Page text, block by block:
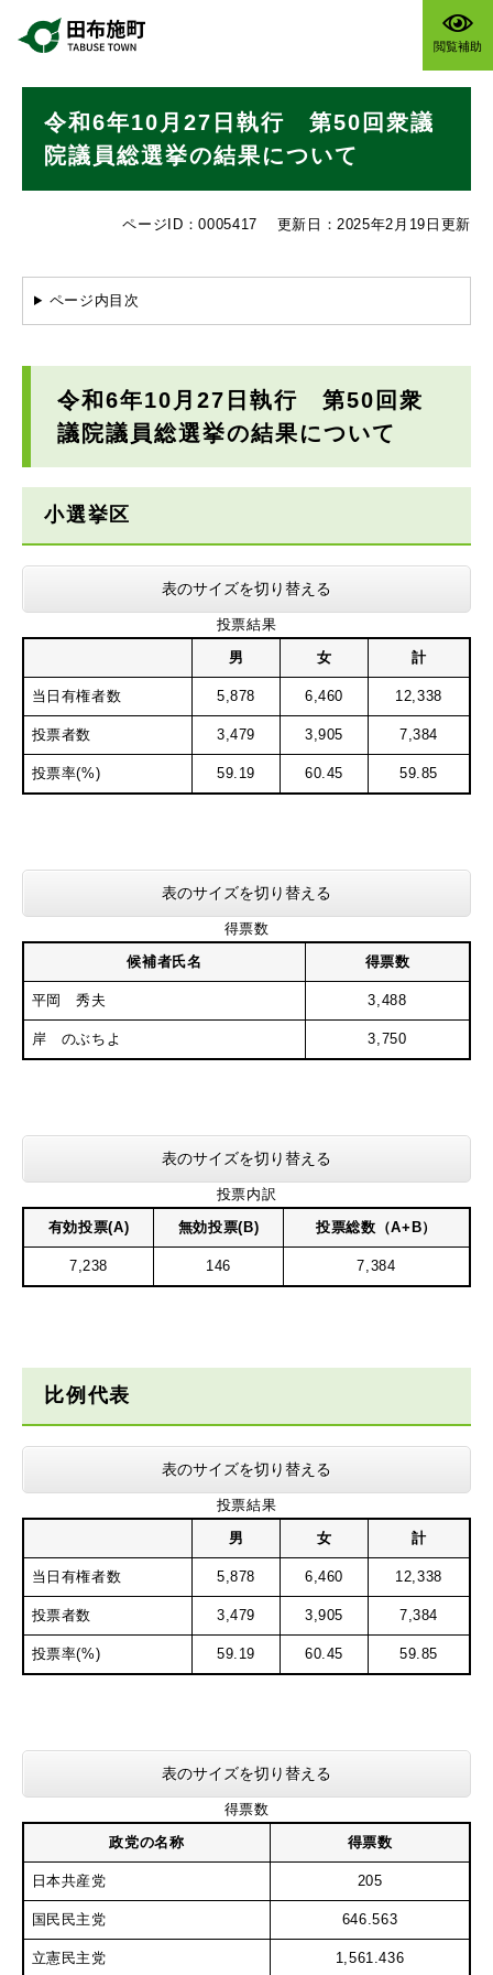
閲覧補助
令和6年10月27日執行 第50回衆議
院議員総選挙の結果について
ページID：0005417 更新日：2025年2月19日更新
ページ内目次
令和6年10月27日執行 第50回衆
議院議員総選挙の結果について
小選挙区
表のサイズを切り替える
投票結果
男
女 計
当日有権者数 5,878 6,460 12,338
投票者数 3,479 3,905 7,384
投票率(%) 59.19 60.45 59.85
表のサイズを切り替える
得票数
候補者氏名
得票数
平岡 秀夫 3,488
岸 のぶちよ 3,750
表のサイズを切り替える
投票内訳
有効投票(A)
無効投票(B) 投票総数（A+B）
7,238 146 7,384
比例代表
表のサイズを切り替える
投票結果
男
女 計
当日有権者数 5,878 6,460 12,338
投票者数 3,479 3,905 7,384
投票率(%) 59.19 60.45 59.85
表のサイズを切り替える
得票数
政党の名称
得票数
日本共産党 205
国民民主党 646.563
立憲民主党 1,561.436